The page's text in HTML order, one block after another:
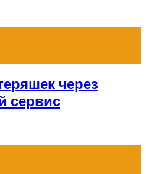
через
сервис